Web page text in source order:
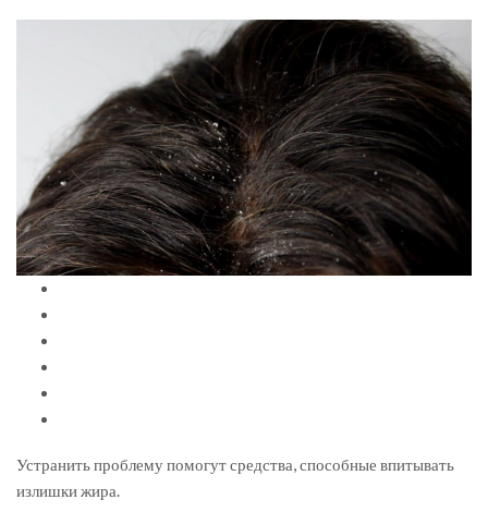
Устранить проблему помогут средства, способные впитывать
излишки жира.